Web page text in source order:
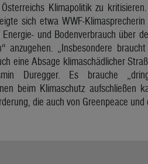
Klimapolitik zu
sich etwa WWF-
und Bodenverbrauch über
anzugehen. „Insbesondere
eine Absage klimaschädlicher
Duregger. Es brauche
beim Klimaschutz aufschließen
die auch von Greenpeace und